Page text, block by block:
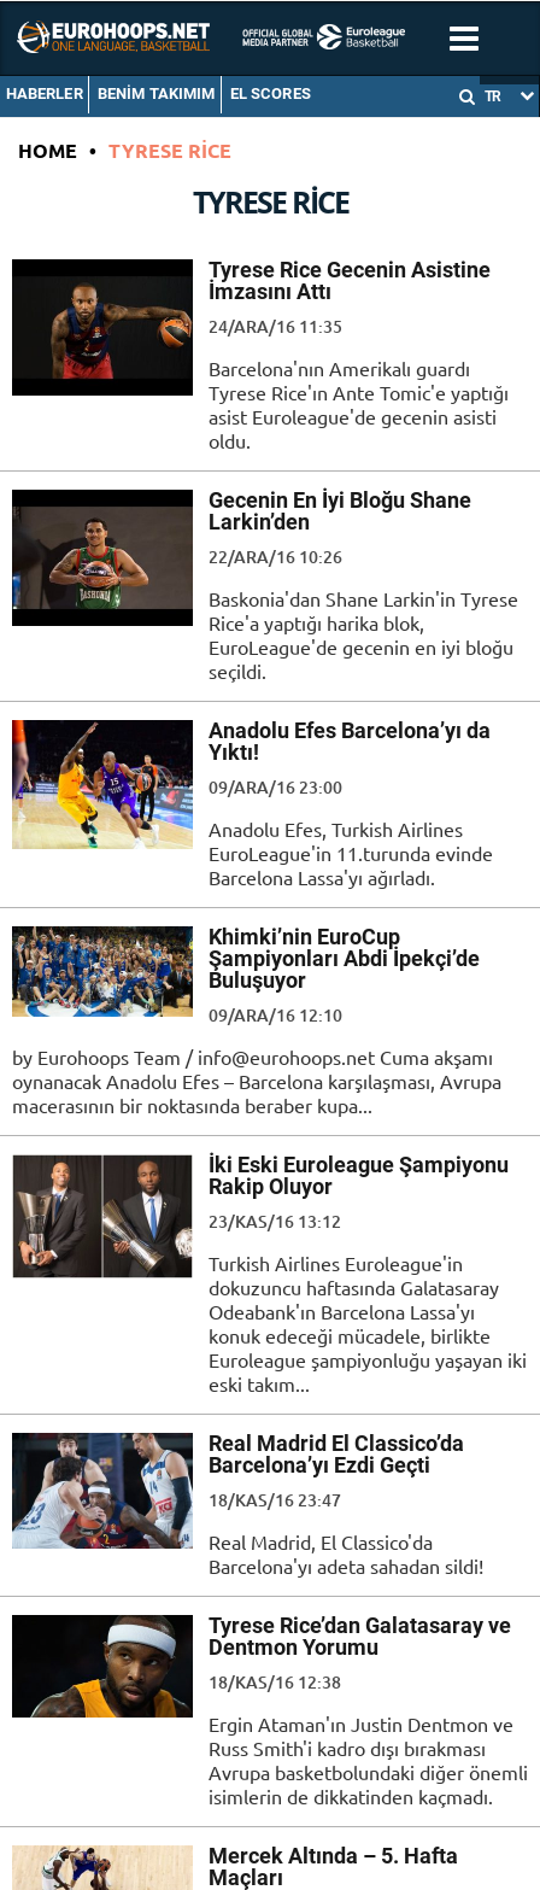
HABERLER BENIM TAKIMIM EL SCORES TR
HOME • TYRESE RICE
TYRESE RICE
Tyrese Rice Gecenin Asistine
İmzasını Attı
24/ARA/16 11:35
Barcelona'nın Amerikalı guardı
Tyrese Rice'ın Ante Tomic'e yaptığı
asist Euroleague'de gecenin asisti
oldu.
Gecenin En İyi Bloğu Shane
Larkin’den
22/ARA/16 10:26
Baskonia'dan Shane Larkin'in Tyrese
Rice'a yaptığı harika blok,
EuroLeague'de gecenin en iyi bloğu
seçildi.
Anadolu Efes Barcelona’yı da
Yıktı!
09/ARA/16 23:00
Anadolu Efes, Turkish Airlines
EuroLeague'in 11.turunda evinde
Barcelona Lassa'yı ağırladı.
Khimki’nin EuroCup
Şampiyonları Abdi İpekçi’de
Buluşuyor
09/ARA/16 12:10
by Eurohoops Team / info@eurohoops.net Cuma akşamı
oynanacak Anadolu Efes – Barcelona karşılaşması, Avrupa
macerasının bir noktasında beraber kupa...
İki Eski Euroleague Şampiyonu
Rakip Oluyor
23/KAS/16 13:12
Turkish Airlines Euroleague'in
dokuzuncu haftasında Galatasaray
Odeabank'ın Barcelona Lassa'yı
konuk edeceği mücadele, birlikte
Euroleague şampiyonluğu yaşayan iki
eski takım...
Real Madrid El Classico’da
Barcelona’yı Ezdi Geçti
18/KAS/16 23:47
Real Madrid, El Classico'da
Barcelona'yı adeta sahadan sildi!
Tyrese Rice’dan Galatasaray ve
Dentmon Yorumu
18/KAS/16 12:38
Ergin Ataman'ın Justin Dentmon ve
Russ Smith'i kadro dışı bırakması
Avrupa basketbolundaki diğer önemli
isimlerin de dikkatinden kaçmadı.
Mercek Altında – 5. Hafta
Maçları